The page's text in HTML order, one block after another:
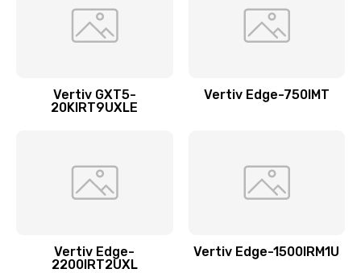
Vertiv GXT5-
20KIRT9UXLE
Vertiv Edge-750IMT
Vertiv Edge-
2200IRT2UXL
Vertiv Edge-1500IRM1U